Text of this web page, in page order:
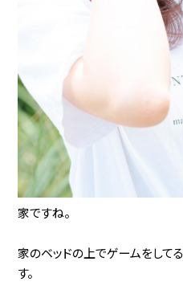
家ですね。
家のベッドの上でゲームをして
す。